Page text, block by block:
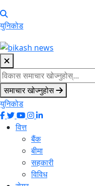
युनिकोड
समाचार खोज्नुहोस
युनिकोड
वित्त
बैंक
बीमा
सहकारी
विविध